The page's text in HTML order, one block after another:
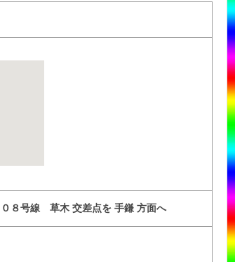
号線 草木 交差点を 手鎌 方面へ